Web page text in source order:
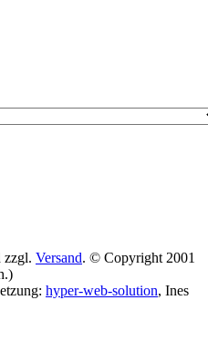
zzgl. Versand. © Copyright 2001
hyper-web-solution, Ines